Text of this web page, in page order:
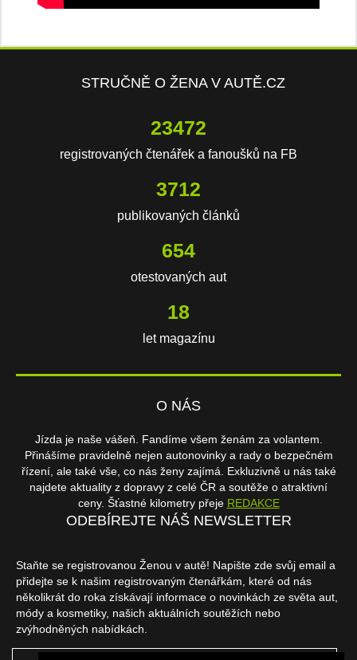
STRUČNĚ O ŽENA V AUTĚ.CZ
23472
registrovaných čtenářek a fanoušků na FB
3712
publikovaných článků
654
otestovaných aut
18
let magazínu
O NÁS
Jízda je naše vášeň. Fandíme všem ženám za volantem.
Přinášíme pravidelně nejen autonovinky a rady o bezpečném
řízení, ale také vše, co nás ženy zajímá. Exkluzivně u nás také
najdete aktuality z dopravy z celé ČR a soutěže o atraktivní
ceny. Šťastné kilometry přeje REDAKCE
ODEBÍREJTE NÁŠ NEWSLETTER
Staňte se registrovanou Ženou v autě! Napište zde svůj email a
přidejte se k našim registrovaným čtenářkám, které od nás
několikrát do roka získávají informace o novinkách ze světa aut,
módy a kosmetiky, našich aktuálních soutěžích nebo
zvýhodněných nabídkách.